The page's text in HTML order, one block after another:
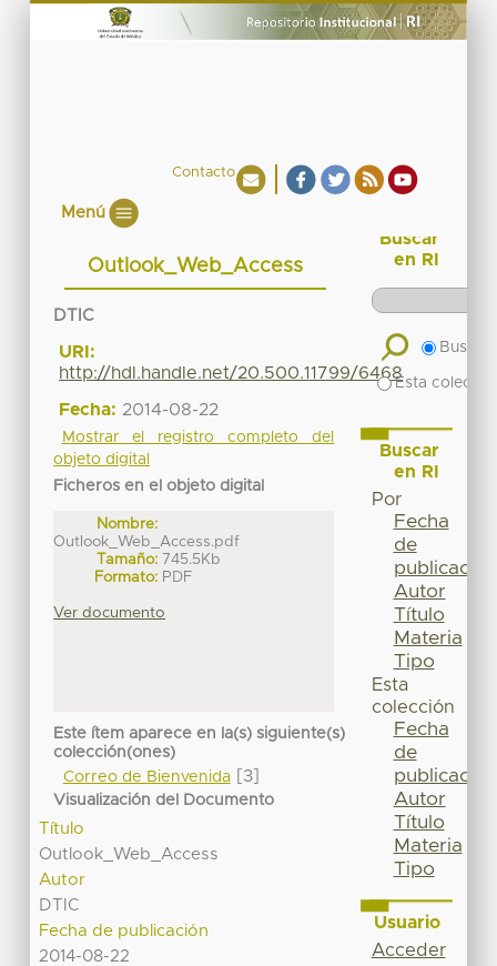
Contacto
Menú
Outlook_Web_Access
DTIC
URI:
http://hdl.handle.net/20.500.11799/6468
Fecha: 2014-08-22
Mostrar el registro completo del
objeto digital
Ficheros en el objeto digital
Nombre:
Outlook_Web_Access.pdf
Tamaño: 745.5Kb
Formato: PDF
Ver documento
Este ítem aparece en la(s) siguiente(s)
colección(ones)
Correo de Bienvenida[3]
Visualización del Documento
Título
Outlook_Web_Access
Autor
DTIC
Fecha de publicación
2014-08-22
Buscar
en RI
Buscar
Esta
Buscar
en RI
Por
Fecha
de
publicación
Autor
Título
Materia
Tipo
Esta
colección
Fecha
de
publicación
Autor
Título
Materia
Tipo
Usuario
Acceder